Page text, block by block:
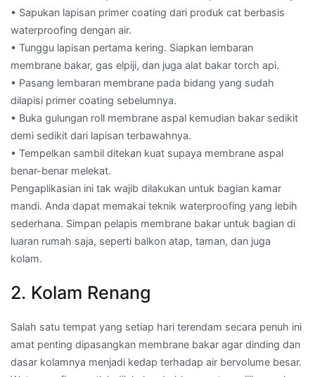
• Sapukan lapisan primer coating dari produk cat berbasis
waterproofing dengan air.
• Tunggu lapisan pertama kering. Siapkan lembaran
membrane bakar, gas elpiji, dan juga alat bakar torch api.
• Pasang lembaran membrane pada bidang yang sudah
dilapisi primer coating sebelumnya.
• Buka gulungan roll membrane aspal kemudian bakar sedikit
demi sedikit dari lapisan terbawahnya.
• Tempelkan sambil ditekan kuat supaya membrane aspal
benar-benar melekat.
Pengaplikasian ini tak wajib dilakukan untuk bagian kamar
mandi. Anda dapat memakai teknik waterproofing yang lebih
sederhana. Simpan pelapis membrane bakar untuk bagian di
luaran rumah saja, seperti balkon atap, taman, dan juga
kolam.
2. Kolam Renang
Salah satu tempat yang setiap hari terendam secara penuh ini
amat penting dipasangkan membrane bakar agar dinding dan
dasar kolamnya menjadi kedap terhadap air bervolume besar.